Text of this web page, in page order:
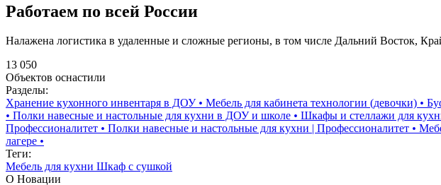
Работаем по всей России
Налажена логистика в удаленные и сложные регионы, в том числе Дальний Восток,
13 050
Объектов оснастили
Разделы:
Хранение кухонного инвентаря в ДОУ• Мебель для кабинета технологии (девочки) •
• Полки навесные и настольные для кухни в ДОУ и школе • Шкафы и стеллажи для
Профессионалитет • Полки навесные и настольные для кухни | Профессионалитет •
лагере •
Теги:
Мебель для кухни Шкаф с сушкой
О Новации